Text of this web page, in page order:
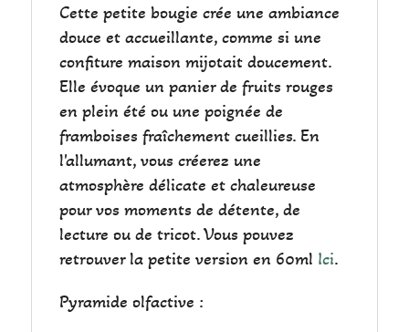
Cette petite bougie crée une ambiance
douce et accueillante, comme si une
confiture maison mijotait doucement.
Elle évoque un panier de fruits rouges
en plein été ou une poignée de
framboises fraîchement cueillies. En
l'allumant, vous créerez une
atmosphère délicate et chaleureuse
pour vos moments de détente, de
lecture ou de tricot. Vous pouvez
retrouver la petite version en 60ml Ici.
Pyramide olfactive :